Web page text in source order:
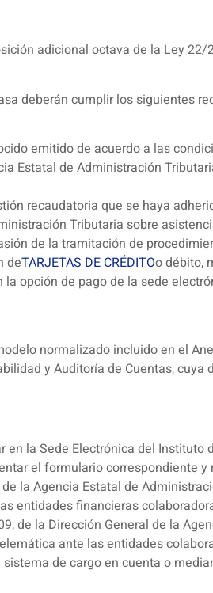
adicional octava de la Ley
deberán cumplir los siguientes
emitido de acuerdo a las
Estatal de Administración
recaudatoria que se haya
Tributaria sobre
de la tramitación de
deTARJETAS DE CRÉDITOo débito,
opción de pago de la sede
normalizado incluido en el
y Auditoría de Cuentas, cuya
la Sede Electrónica del Instituto
el formulario correspondiente y
la Agencia Estatal de
entidades financieras
de la Dirección General de la
ante las entidades
de cargo en cuenta o